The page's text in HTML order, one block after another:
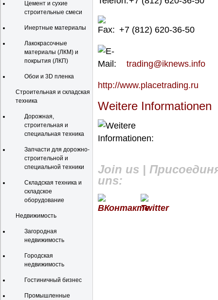
Цемент и сухие
строительные смеси
Инертные материалы
Лакокрасочные
материалы (ЛКМ) и
покрытия (ЛКП)
Обои и 3D пленка
Строительная и складская
техника
Дорожная,
строительная и
специальная техника
Запчасти для дорожно-
строительной и
специальной техники
Складская техника и
складское
оборудование
Недвижимость
Загородная
недвижимость
Городская
недвижимость
Гостиничный бизнес
Промышленные
+7 (812) 620-36-50
trading@iknews.info
http://www.placetrading.ru
Weitere Informationen
Join us |
uns: